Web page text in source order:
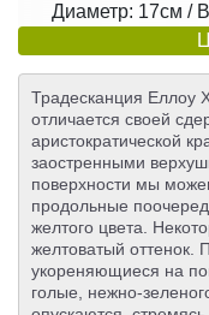
Диаметр: 17см /
Традесканция Еллоу
отличается своей
аристократической
заостренными
поверхности мы
продольные
желтого цвета.
желтоватый оттенок.
укореняющиеся на
голые, нежно-